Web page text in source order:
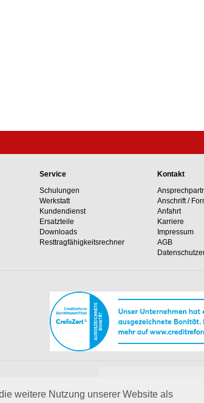
weitere Nutzung unserer Website als
Service
Schulungen
Werkstatt
Kundendienst
Ersatzteile
Downloads
Resttragfähig­keits­rechner
Kontakt
Anschrift /
Anfahrt
Karriere
Impressum
AGB
Anlagen
+49 02364